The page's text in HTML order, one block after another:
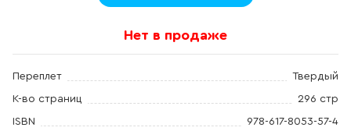
Нет в продаже
Переплет Твердый
К-во страниц 296 стр
ISBN 978-617-8053-57-4